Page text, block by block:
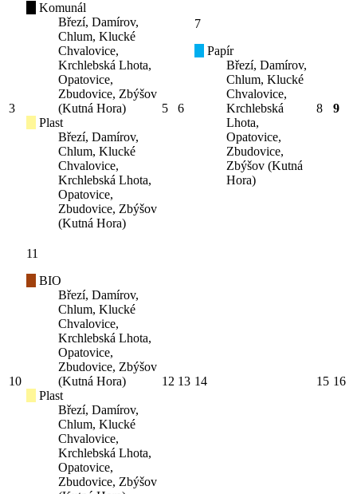
3
Komunál
Březí, Damírov,
Chlum, Klucké
Chvalovice,
Krchlebská Lhota,
Opatovice,
Zbudovice, Zbýšov
(Kutná Hora)
Plast
Březí, Damírov,
Chlum, Klucké
Chvalovice,
Krchlebská Lhota,
Opatovice,
Zbudovice, Zbýšov
(Kutná Hora)
5 6
7
Papír
Březí, Damírov,
Chlum, Klucké
Chvalovice,
Krchlebská
Lhota,
Opatovice,
Zbudovice,
Zbýšov (Kutná
Hora)
8 9
10
11
BIO
Březí, Damírov,
Chlum, Klucké
Chvalovice,
Krchlebská Lhota,
Opatovice,
Zbudovice, Zbýšov
(Kutná Hora)
Plast
Březí, Damírov,
Chlum, Klucké
Chvalovice,
Krchlebská Lhota,
Opatovice,
Zbudovice, Zbýšov
12 13 14 15 16